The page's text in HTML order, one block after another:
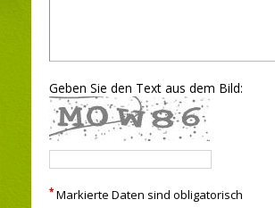
Geben Sie den Text aus dem Bild:
* Markierte Daten sind obligatorisch